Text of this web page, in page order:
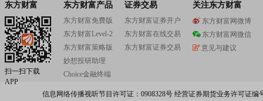
东方财富
扫一扫下载
APP
东方财富产品
东方财富免费版
东方财富Level-2
东方财富策略版
妙想投研助理
Choice金融终端
证券交易
东方财富证券开户
东方财富在线交易
东方财富证券交易
关注东方财富
东方财富网微博
东方财富网微信
意见与建议
信息网络传播视听节目许可证：0908328号 经营证券期货业务许可证编